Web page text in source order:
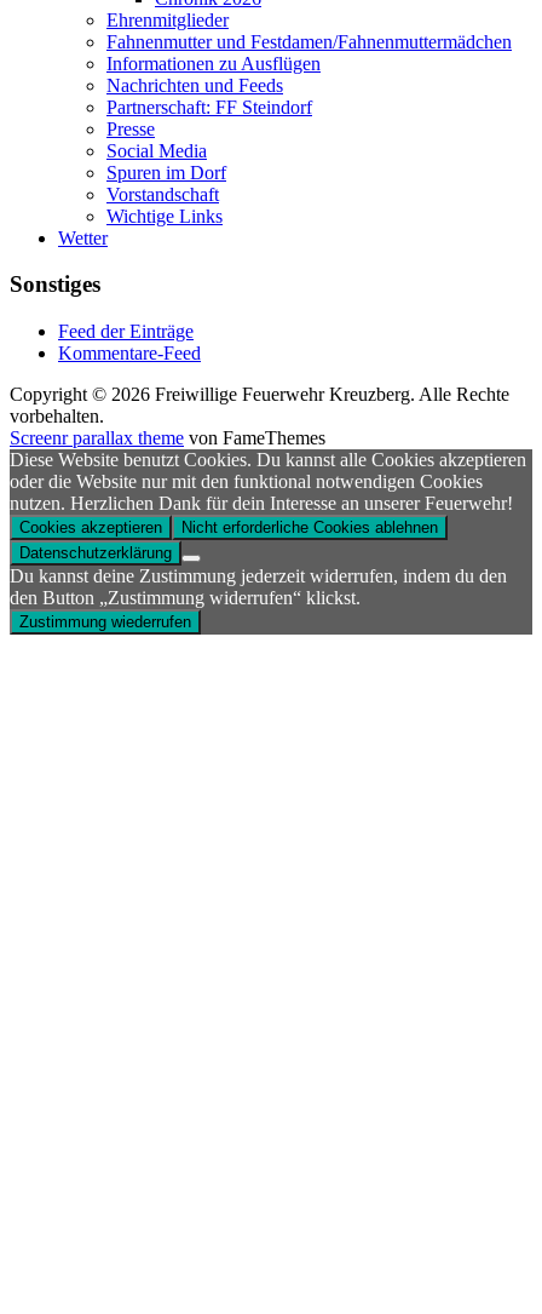
Ehrenmitglieder
Fahnenmutter und Festdamen/Fahnenmuttermädchen
Informationen zu Ausflügen
Nachrichten und Feeds
Partnerschaft: FF Steindorf
Presse
Social Media
Spuren im Dorf
Vorstandschaft
Wichtige Links
Wetter
Sonstiges
Feed der Einträge
Kommentare-Feed
Copyright © 2026 Freiwillige Feuerwehr Kreuzberg. Alle Rechte
vorbehalten.
Screenr parallax theme von FameThemes
Diese Website benutzt Cookies. Du kannst alle Cookies akzeptieren
oder die Website nur mit den funktional notwendigen Cookies
nutzen. Herzlichen Dank für dein Interesse an unserer Feuerwehr!
Cookies akzeptieren
Nicht erforderliche Cookies ablehnen
Datenschutzerklärung
Du kannst deine Zustimmung jederzeit widerrufen, indem du den
den Button „Zustimmung widerrufen“ klickst.
Zustimmung wiederrufen